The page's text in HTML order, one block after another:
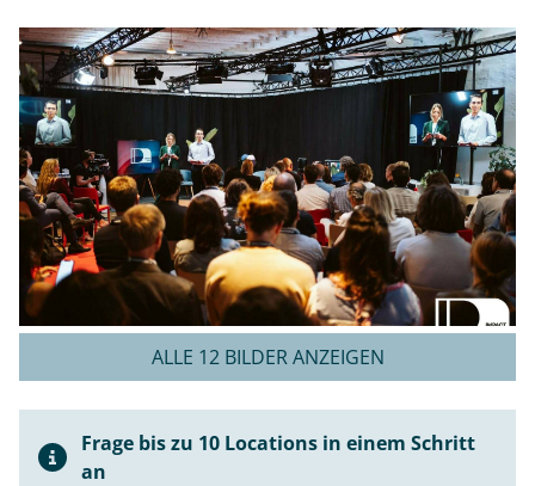
ALLE 12 BILDER ANZEIGEN
Frage bis zu 10 Locations in einem Schritt
an